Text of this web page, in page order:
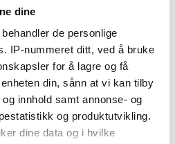
dine
behandler de personlige
IP-nummeret ditt, ved å bruke
for å lagre og få
din, sånn at vi kan tilby
innhold samt annonse- og
og produktutvikling.
dine data og i hvilke
Region Indre Øst